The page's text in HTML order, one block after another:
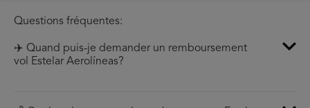
Questions fréquentes:
✈️ Quand puis-je demander un remboursement
vol Estelar Aerolíneas?